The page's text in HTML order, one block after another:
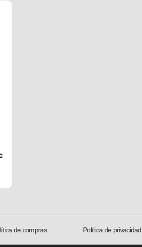
de compras Política de privacidad